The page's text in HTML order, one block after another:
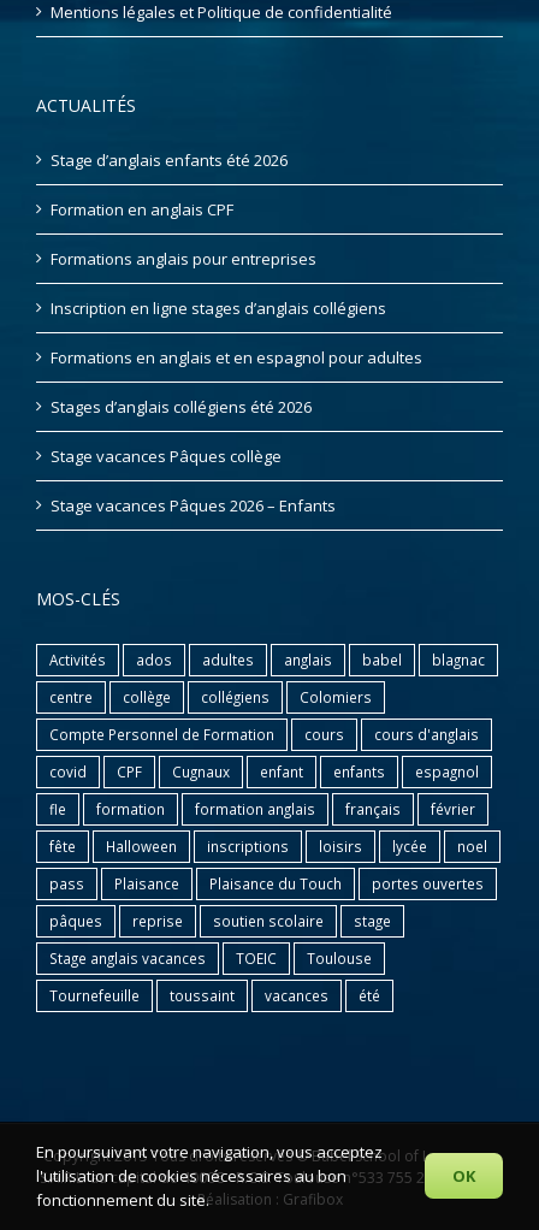
Mentions légales et Politique de confidentialité
ACTUALITÉS
Stage d’anglais enfants été 2026
Formation en anglais CPF
Formations anglais pour entreprises
Inscription en ligne stages d’anglais collégiens
Formations en anglais et en espagnol pour adultes
Stages d’anglais collégiens été 2026
Stage vacances Pâques collège
Stage vacances Pâques 2026 – Enfants
MOS-CLÉS
Activités ados adultes anglais babel
blagnac
centre
collège collégiens
Colomiers
Compte Personnel de Formation
cours
cours d'anglais
covid
CPF Cugnaux enfant enfants
espagnol
fle
formation formation anglais français
février
fête
Halloween inscriptions loisirs lycée
noel
pass
Plaisance Plaisance du Touch
portes ouvertes
pâques
reprise soutien scolaire
stage
Stage anglais vacances
TOEIC
Toulouse
Tournefeuille
toussaint vacances été
Copyright 2015 Tous droits réservés © Babel School of Languages
S.A.R.L. au capital de 4000€ - R.C.S. Toulouse n°533 755 294 00014 |
Réalisation : Grafibox
En poursuivant votre navigation, vous acceptez
l'utilisation de cookies nécessaires au bon
fonctionnement du site.
OK